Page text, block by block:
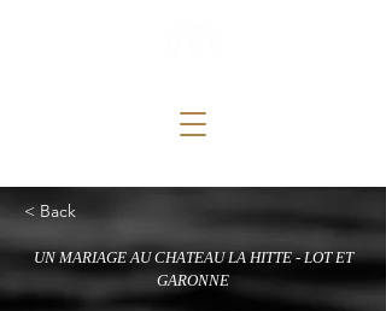
< Back
UN MARIAGE AU CHATEAU LA HITTE - LOT ET
GARONNE